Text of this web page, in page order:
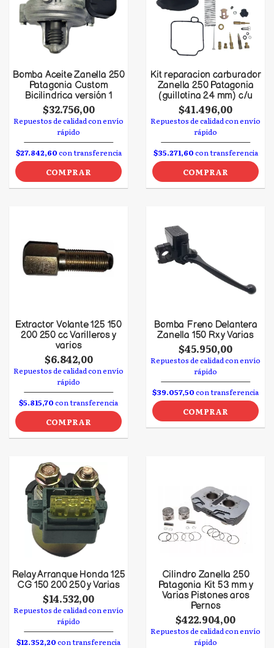
Bomba Aceite Zanella 250
Patagonia Custom
Bicilindrica versión 1
$32.756,00
Repuestos de calidad con envío
rápido
$27.842,60con transferencia
COMPRAR
Kit reparacion carburador
Zanella 250 Patagonia
(guillotina 24 mm) c/u
$41.496,00
Repuestos de calidad con envío
rápido
$35.271,60con transferencia
COMPRAR
Extractor Volante 125 150
200 250 cc Varilleros y
varios
$6.842,00
Repuestos de calidad con envío
rápido
$5.815,70con transferencia
COMPRAR
Bomba Freno Delantera
Zanella 150 Rx y Varias
$45.950,00
Repuestos de calidad con envío
rápido
$39.057,50con transferencia
COMPRAR
Relay Arranque Honda 125
CG 150 200 250 y Varias
$14.532,00
Repuestos de calidad con envío
rápido
$12.352,20con transferencia
Cilindro Zanella 250
Patagonia Kit 53 mm y
Varias Pistones aros
Pernos
$422.904,00
Repuestos de calidad con envío
rápido